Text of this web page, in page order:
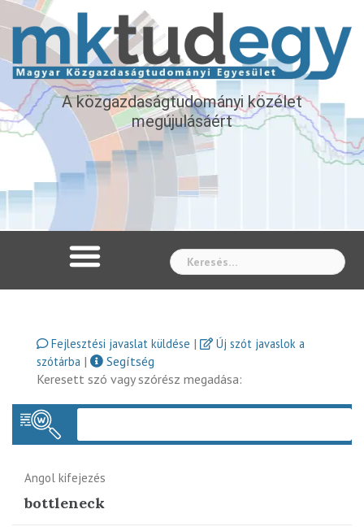
A közgazdaságtudományi közélet
megújulásáért
Fejlesztési javaslat küldése |
Új szót javaslok a
szótárba |
Segítség
Keresett szó vagy szórész megadása:
Angol kifejezés
bottleneck